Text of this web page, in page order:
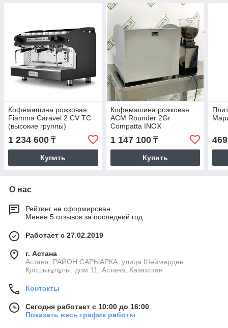
Кофемашина рожковая
Fiamma Caravel 2 CV TC
(высокие группы)
1 234 600 ₸
Купить
Кофемашина рожковая
ACM Rounder 2Gr
Compatta INOX
(ACMRD002CSIX)
1 147 100₸
Купить
О нас
Рейтинг не сформирован
Менее 5 отзывов за последний год
Работает с 27.02.2019
г. Астана
Астана, РАЙОН САРЫАРКА, улица Шәймерден
Қосшығұлұлы, дом 11, Астана, Казахстан
Контакты
Сегодня работает с 10:00 до 16:00
Показать весь график работы